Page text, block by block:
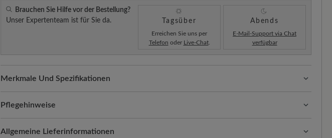
Brauchen Sie Hilfe vor der Bestellung?
Unser Expertenteam ist für Sie da.
Tagsüber
Erreichen Sie uns per
Telefon oder Live-Chat.
Abends
E-Mail-Support via Chat
verfügbar
Merkmale Und Spezifikationen
Freeyourfeet!Die perfekte Passform mit 100% Zehenfreiheit. Natürlich geformte
Schuhe, handgefertigt hergestellt.
geschmeidige Eleganz des Nappaleders mit der kuscheligen, wärmeisolierenden
Pflegehinweise
Allgemeine Lieferinformationen